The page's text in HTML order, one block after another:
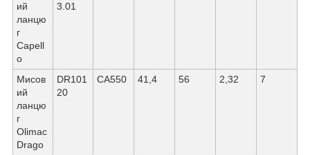
ий
ланцю
г
Capell
o
3.01
Мисов
ий
ланцю
г
Olimac
Drago
DR101
20
СА550 41,4 56 2,32 7